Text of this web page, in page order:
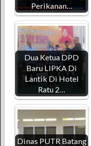
Perikanan…
Dua Ketua DPD
Baru LIPKA Di
Lantik Di Hotel
Ratu 2…
Dinas PUTR Batang